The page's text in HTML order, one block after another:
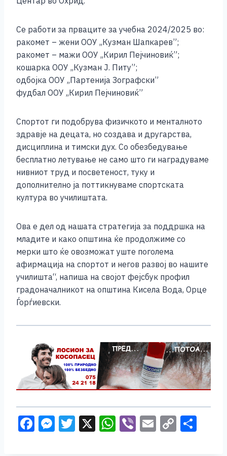
Се работи за прваците за учебна 2024/2025 во:
ракомет – жени ООУ ,,Кузман Шапкарев”;
ракомет – мажи ООУ ,,Кирил Пејчиновиќ”;
кошарка ООУ ,,Кузман Ј. Питу”;
одбојка ООУ ,,Партенија Зографски”
фудбал ООУ ,,Кирил Пејчиновиќ”
Спортот ги подобрува физичкото и менталното
здравје на децата, но создава и другарства,
дисциплина и тимски дух. Со обезбедување
бесплатно летување не само што ги наградуваме
нивниот труд и посветеност, туку и
дополнително ја поттикнуваме спортската
култура во училиштата.
Ова е дел од нашата стратегија за поддршка на
младите и како општина ќе продолжиме со
мерки што ќе овозможат уште поголема
афирмација на спортот и негов развој во нашите
училишта“, напиша на својот фејсбук профил
градоначалникот на општина Кисела Вода, Орце
Ѓорѓиевски.
F M T X W Vi E C